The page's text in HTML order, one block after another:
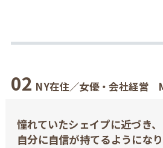
02 NY在住／女優・会社経営
憧れていたシェイプに近づき、
自分に自信が持てるようにな